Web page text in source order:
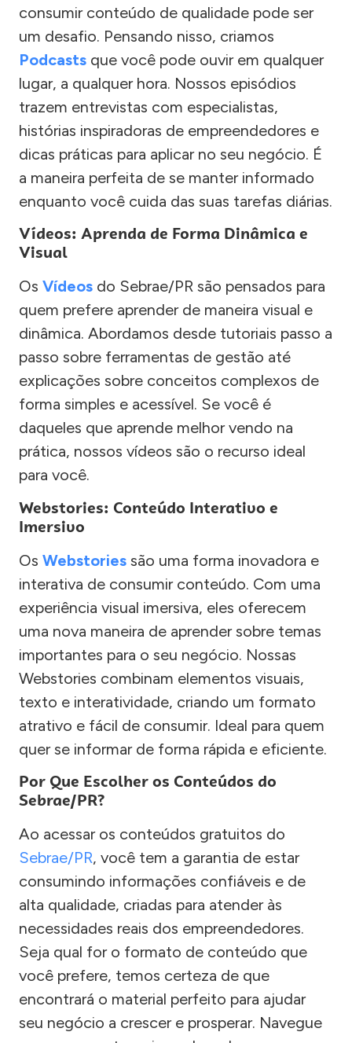
consumir conteúdo de qualidade pode ser
um desafio. Pensando nisso, criamos
Podcasts que você pode ouvir em qualquer
lugar, a qualquer hora. Nossos episódios
trazem entrevistas com especialistas,
histórias inspiradoras de empreendedores e
dicas práticas para aplicar no seu negócio. É
a maneira perfeita de se manter informado
enquanto você cuida das suas tarefas diárias.
Vídeos: Aprenda de Forma Dinâmica e
Visual
Os Vídeos do Sebrae/PR são pensados para
quem prefere aprender de maneira visual e
dinâmica. Abordamos desde tutoriais passo a
passo sobre ferramentas de gestão até
explicações sobre conceitos complexos de
forma simples e acessível. Se você é
daqueles que aprende melhor vendo na
prática, nossos vídeos são o recurso ideal
para você.
Webstories: Conteúdo Interativo e
Imersivo
Os Webstories são uma forma inovadora e
interativa de consumir conteúdo. Com uma
experiência visual imersiva, eles oferecem
uma nova maneira de aprender sobre temas
importantes para o seu negócio. Nossas
Webstories combinam elementos visuais,
texto e interatividade, criando um formato
atrativo e fácil de consumir. Ideal para quem
quer se informar de forma rápida e eficiente.
Por Que Escolher os Conteúdos do
Sebrae/PR?
Ao acessar os conteúdos gratuitos do
Sebrae/PR, você tem a garantia de estar
consumindo informações confiáveis e de
alta qualidade, criadas para atender às
necessidades reais dos empreendedores.
Seja qual for o formato de conteúdo que
você prefere, temos certeza de que
encontrará o material perfeito para ajudar
seu negócio a crescer e prosperar. Navegue